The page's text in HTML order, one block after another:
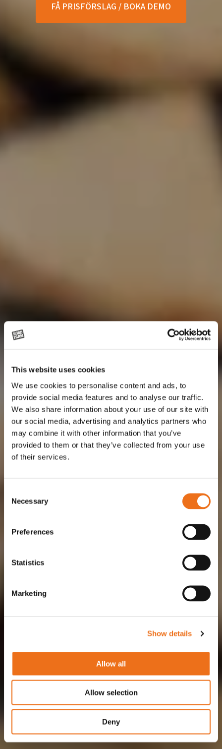
This website uses cookies
We use cookies to personalise content and ads, to
provide social media features and to analyse our traffic.
We also share information about your use of our site with
our social media, advertising and analytics partners who
may combine it with other information that you’ve
provided to them or that they’ve collected from your use
of their services.
Selection
Necessary
Preferences
Statistics
Marketing
Show details
Allow all
Allow selection
Deny
FÅ PRISFÖRSLAG / BOKA DEMO